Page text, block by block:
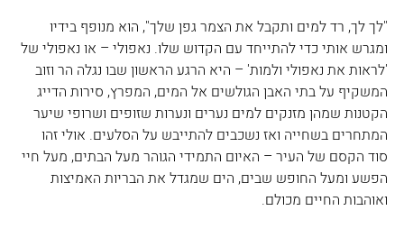
"לך לך, רד למים ותקבל את הצמר גפן שלך", הוא מנופף בידיו
ומגרש אותי כדי להתייחד עם הקדוש שלו. נאפולי – או נאפולי של
'לראות את נאפולי ולמות' – היא הרגע הראשון שבו נגלה הר וזוב
המשקיף על בתי האבן הגולשים אל המים, המפרץ, סירות הדייג
הקטנות שמהן מזנקים למים נערים ונערות שזופים ושרופי שיער
המתחרים בשחייה ואז נשכבים להתייבש על הסלעים. אולי זהו
סוד הקסם של העיר – האיום התמידי הגוהר מעל הבתים, מעל חיי
הפשע ומעל החופש שבים, הים שמגדל את הבריות האמיצות
ואוהבות החיים מכולם.